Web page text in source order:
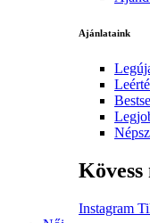
Ajánlataink
Instagram